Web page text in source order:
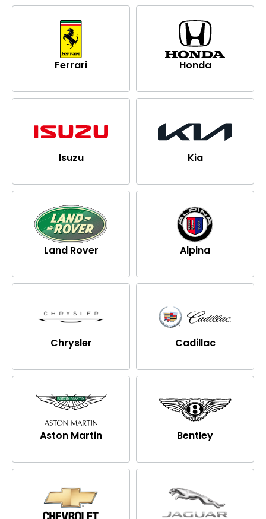
Ferrari Honda
Isuzu Kia
Land Rover Alpina
Chrysler Cadillac
Aston Martin Bentley